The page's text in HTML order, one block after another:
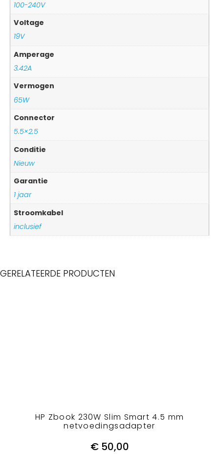
100-240V
Voltage
19V
Amperage
3.42A
Vermogen
65W
Connector
5.5×2.5
Conditie
Nieuw
Garantie
1 jaar
Stroomkabel
inclusief
GERELATEERDE PRODUCTEN
HP Zbook 230W Slim Smart 4.5 mm
netvoedingsadapter
€50,00